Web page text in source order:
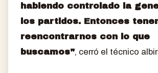
habiendo controlado la
los partidos. Entonces
reencontrarnos con lo que
buscamos", cerró el técnico